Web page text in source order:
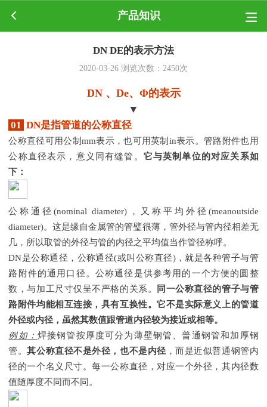
产品知识
DN DE的表示方法
2020-03-26 浏览次数： 2450次
DN 、De、 Φ的表示
▼
01 DN是指管道的公称直径
公称直径可用公制 mm表示，也可用英制in表示。管路附件也用
公称直径表示，意义同有缝管。 它与英制单位的对应关系如
下：
公称通径(nominal diameter)，又称平均外径(meanoutside
diameter)。这是缘自金属管的管璧很薄，管外径与管内径相差无
几，所以取管的外径与管的内径之平均值当作管径称呼。
DN是公称通径，公称通径(或叫公称直径)，就是各种管子与管
路附件的通用口径。公称通径是供参考用的一个方便的圆整
数，与加工尺寸仅呈不严格的关系。
同一公称直径的管子与管
路附件均能相互连接，具有互换性。它不是实际意义上的管道
外径或内径，虽然其数值跟管道内径较为接近或相等。
例如： 焊接钢管按厚度可分为薄壁钢管、普通钢管和加厚钢
管。其公称直径不是外径，也不是内径 ，而是近似普通钢管内
径的一个名义尺寸。每一公称直径，对应一个外径，其内径数
值随厚度不同而不同。